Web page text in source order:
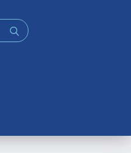
q